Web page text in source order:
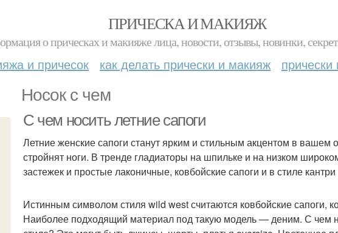
ПРИЧЕСКА И МАКИЯЖ
о прическах и макияже лица, новости, отзывы, новинки,
и причесок как делать прически и макияж
Носок с чем
С чем носить летние сапоги
Летние женские сапоги станут ярким и стильным акцентом в вашем
стройнят ноги. В тренде гладиаторы на шпильке и на низком
застежек и простые лаконичные, ковбойские сапоги и в стиле
Истинным символом стиля wild west считаются ковбойские сапоги,
Наиболее подходящий материал под такую модель — деним. С чем